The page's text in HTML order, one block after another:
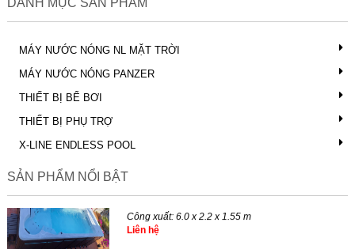
DANH MỤC SẢN PHẨM
MÁY NƯỚC NÓNG NL MẶT TRỜI
MÁY NƯỚC NÓNG PANZER
THIẾT BỊ BỂ BƠI
THIẾT BỊ PHỤ TRỢ
X-LINE ENDLESS POOL
SẢN PHẨM NỔI BẬTX-SPORT 6.0
Model: X-SPORT 6.0
Công xuất: 6.0 x 2.2 x 1.55 m
Liên hệ